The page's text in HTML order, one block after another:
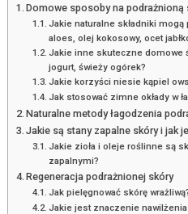
Domowe sposoby na podrażnioną
Jakie naturalne składniki
aloes, olej kokosowy, ocet
Jakie inne skuteczne domowe
jogurt, świeży ogórek?
Jakie korzyści niesie kąpiel
Jak stosować zimne okłady w
Naturalne metody łagodzenia
Jakie są stany zapalne skóry i jak
Jakie zioła i oleje roślinne są
zapalnymi?
Regeneracja podrażnionej skóry
Jak pielęgnować skórę
Jakie jest znaczenie